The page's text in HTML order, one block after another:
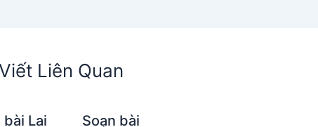
Liên Quan
bài Lai Soạn bài